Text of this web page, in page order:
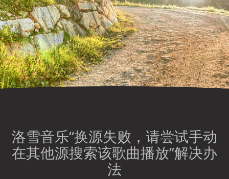
洛雪音乐“换源失败，请尝试手动
在其他源搜索该歌曲播放”解决办
法